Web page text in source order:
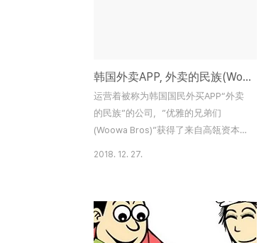
韩国外卖APP, 外卖的民族(Woowa Bros)获得3.2亿美金投资
运营着被称为韩国国民外买APP“外卖
的民族”的公司，”优雅的兄弟们
(Woowa Bros)”获得了来自高瓴资本
元，正式成为独角兽企业。 优雅的兄
弟们是运营着韩国第一位外卖平台
2018. 12. 27.